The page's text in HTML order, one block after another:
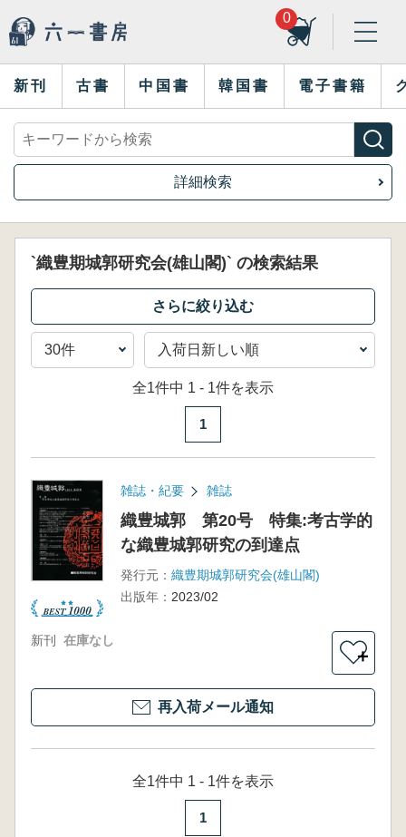
0
新刊 古書 中国書 韓国書 電子書籍
詳細検索
`織豊期城郭研究会(雄山閣)` の検索結果
全1件中 1 - 1件を表示
1
雑誌・紀要 雑誌
織豊城郭 第20号 特集:考古学的
な織豊城郭研究の到達点
発行元： 織豊期城郭研究会(雄山閣)
出版年： 2023/02
新刊 在庫なし
＋
再入荷メール通知
全1件中 1 - 1件を表示
1